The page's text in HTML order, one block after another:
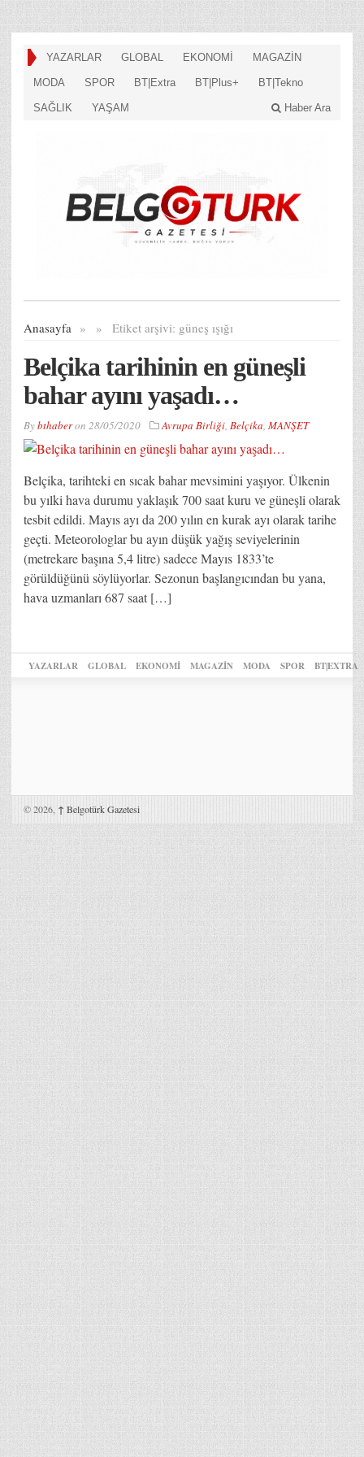
YAZARLAR GLOBAL EKONOMİ MAGAZİN
MODA SPOR BT|Extra BT|Plus+ BT|Tekno
SAĞLIK YAŞAM Haber Ara
Anasayfa » Etiket arşivi:
» güneş ışığı
Belçika tarihinin en güneşli
bahar ayını yaşadı…
Bybthaberon 28/05/2020 Avrupa Birliği, Belçika, MANŞET
Belçika, tarihteki en sıcak bahar mevsimini yaşıyor. Ülkenin
bu yılki hava durumu yaklaşık 700 saat kuru ve güneşli olarak
tesbit edildi. Mayıs ayı da 200 yılın en kurak ayı olarak tarihe
geçti. Meteorologlar bu ayın düşük yağış seviyelerinin
(metrekare başına 5,4 litre) sadece Mayıs 1833’te
görüldüğünü söylüyorlar. Sezonun başlangıcından bu yana,
hava uzmanları 687 saat […]
YAZARLAR GLOBAL EKONOMİ MAGAZİN MODA SPOR BT|EXTRA
© 2026, ↑ Belgotürk Gazetesi